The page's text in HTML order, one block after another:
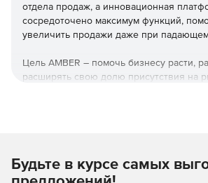
отдела продаж, а инновационная
сосредоточено максимум функций,
увеличить продажи даже при
Цель AMBER – помочь бизнесу расти,
расширять свою долю присутствия на
Ведение базы клиентов и контактов
Будьте в курсе самых